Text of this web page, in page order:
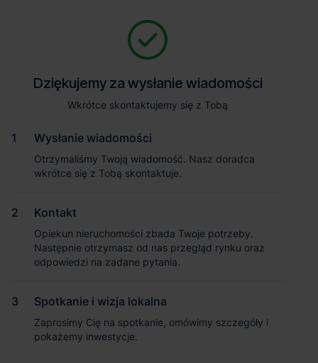
(Sękocin)
Sękocin, Mazowieckie
Dziękujemy za wysłanie wiadomości
Wkrótce skontaktujemy się z Tobą
Wysłanie wiadomości
Otrzymaliśmy Twoją wiadomość. Nasz doradca
wkrótce się z Tobą skontaktuje.
Kontakt
Opiekun nieruchomości zbada Twoje potrzeby.
Następnie otrzymasz od nas przegląd rynku oraz
odpowiedzi na zadane pytania.
Spotkanie i wizja lokalna
Zaprosimy Cię na spotkanie, omówimy szczegóły i
pokażemy inwestycje.
Jesteśmy tu, żeby Ci pomóc. Niezależnie od tego, na jakim etapie
pomożemy Ci wybrać najlepszą ofertę. Napisz do nas!
Imię i nazwisko
Nazwa firmy
Email służbowy
Dziękujemy za wysłanie wiadomości
Wkrótce skontaktujemy się z Tobą
Wysłanie wiadomości
Otrzymaliśmy Twoją wiadomość. Nasz doradca
wkrótce się z Tobą skontaktuje.
Kontakt
Opiekun nieruchomości zbada Twoje potrzeby.
Następnie otrzymasz od nas przegląd rynku oraz
odpowiedzi na zadane pytania.
Spotkanie i wizja lokalna
Zaprosimy Cię na spotkanie, omówimy szczegóły i
pokażemy inwestycje.